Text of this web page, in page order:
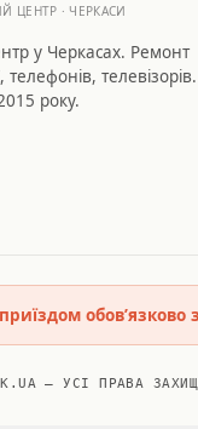
ЦЕНТР · ЧЕРКАСИ
у Черкасах. Ремонт
телефонів, телевізорів.
року.
— УСІ ПРАВА